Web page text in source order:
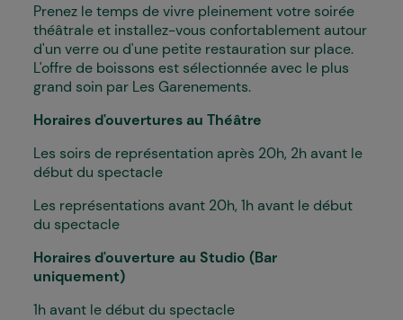
Prenez le temps de vivre pleinement votre soirée
théâtrale et installez-vous confortablement autour
d'un verre ou d'une petite restauration sur place.
L'offre de boissons est sélectionnée avec le plus
grand soin par Les Garenements.
Horaires d'ouvertures au Théâtre
Les soirs de représentation après 20h, 2h avant le
début du spectacle
Les représentations avant 20h, 1h avant le début
du spectacle
Horaires d'ouverture au Studio (Bar
uniquement)
1h avant le début du spectacle